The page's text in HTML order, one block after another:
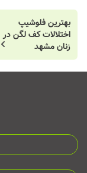
بهترین فلوشیپ
اختلالات کف لگن در
زنان مشهد